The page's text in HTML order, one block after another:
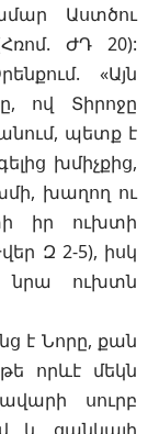
Աստծու
ԺԴ 20):
«Այն
ով Տիրոջը
պետք է
խմիչքից,
խաղող ու
իր ուխտի
Զ 2-5), իսկ
ուխտն
է Նորը, քան
որևէ մեկն
սուրբ